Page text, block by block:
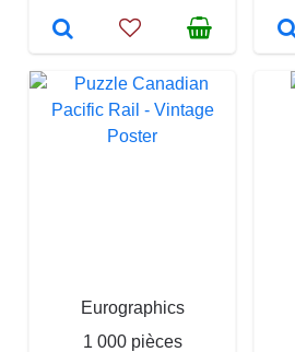
Eurographics
1 000 pièces